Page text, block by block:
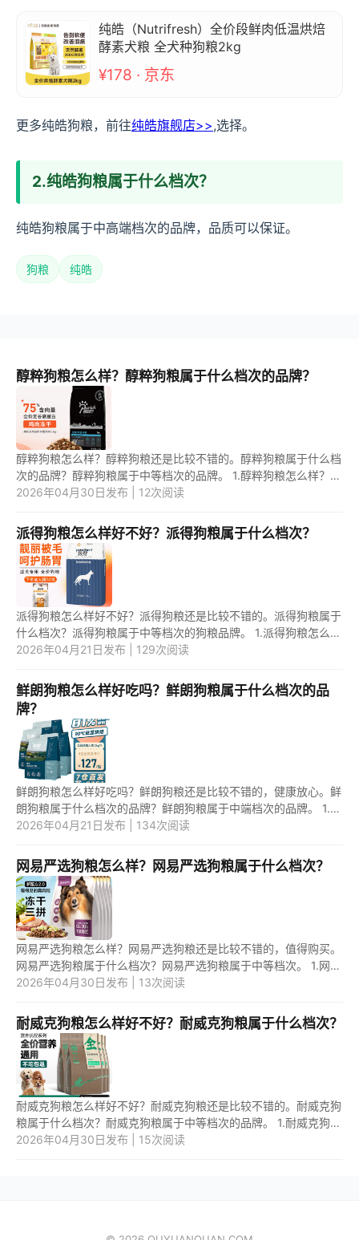
纯皓（Nutrifresh）全价段鲜肉低温烘焙
酵素犬粮 全犬种狗粮2kg
¥178 · 京东
更多纯皓狗粮，前往纯皓旗舰店>>,选择。
2.纯皓狗粮属于什么档次？
纯皓狗粮属于中高端档次的品牌，品质可以保证。
狗粮 纯皓
醇粹狗粮怎么样？醇粹狗粮属于什么档次的品牌？
醇粹狗粮怎么样？醇粹狗粮还是比较不错的。醇粹狗粮属于什么档
次的品牌？醇粹狗粮属于中等档次的品牌。 1.醇粹狗粮怎么样？
醇粹狗粮还是比较不错的，十年品牌，实力品质，放心原料，实力
2026年04月30日发布 | 12次阅读
派得狗粮怎么样好不好？派得狗粮属于什么档次？
派得狗粮怎么样好不好？派得狗粮还是比较不错的。派得狗粮属于
什么档次？派得狗粮属于中等档次的狗粮品牌。 1.派得狗粮怎么样
好不好？ 派得狗粮还是比较不错的，针对不同的狗狗症状，有相
2026年04月21日发布 | 129次阅读
鲜朗狗粮怎么样好吃吗？鲜朗狗粮属于什么档次的品
牌？
鲜朗狗粮怎么样好吃吗？鲜朗狗粮还是比较不错的，健康放心。鲜
朗狗粮属于什么档次的品牌？鲜朗狗粮属于中端档次的品牌。 1.鲜
朗狗粮怎么样好吃吗？ 鲜朗狗粮还是比较不错的，而且为了更好
2026年04月21日发布 | 134次阅读
网易严选狗粮怎么样？网易严选狗粮属于什么档次？
网易严选狗粮怎么样？网易严选狗粮还是比较不错的，值得购买。
网易严选狗粮属于什么档次？网易严选狗粮属于中等档次。 1.网易
严选狗粮怎么样？ 网易严选狗粮还是比较不错的，有很多种类，
2026年04月30日发布 | 13次阅读
耐威克狗粮怎么样好不好？耐威克狗粮属于什么档次？
耐威克狗粮怎么样好不好？耐威克狗粮还是比较不错的。耐威克狗
粮属于什么档次？耐威克狗粮属于中等档次的品牌。 1.耐威克狗粮
怎么样好不好？ 耐威克狗粮还是比较不错的，有500w+的口碑保
2026年04月30日发布 | 15次阅读